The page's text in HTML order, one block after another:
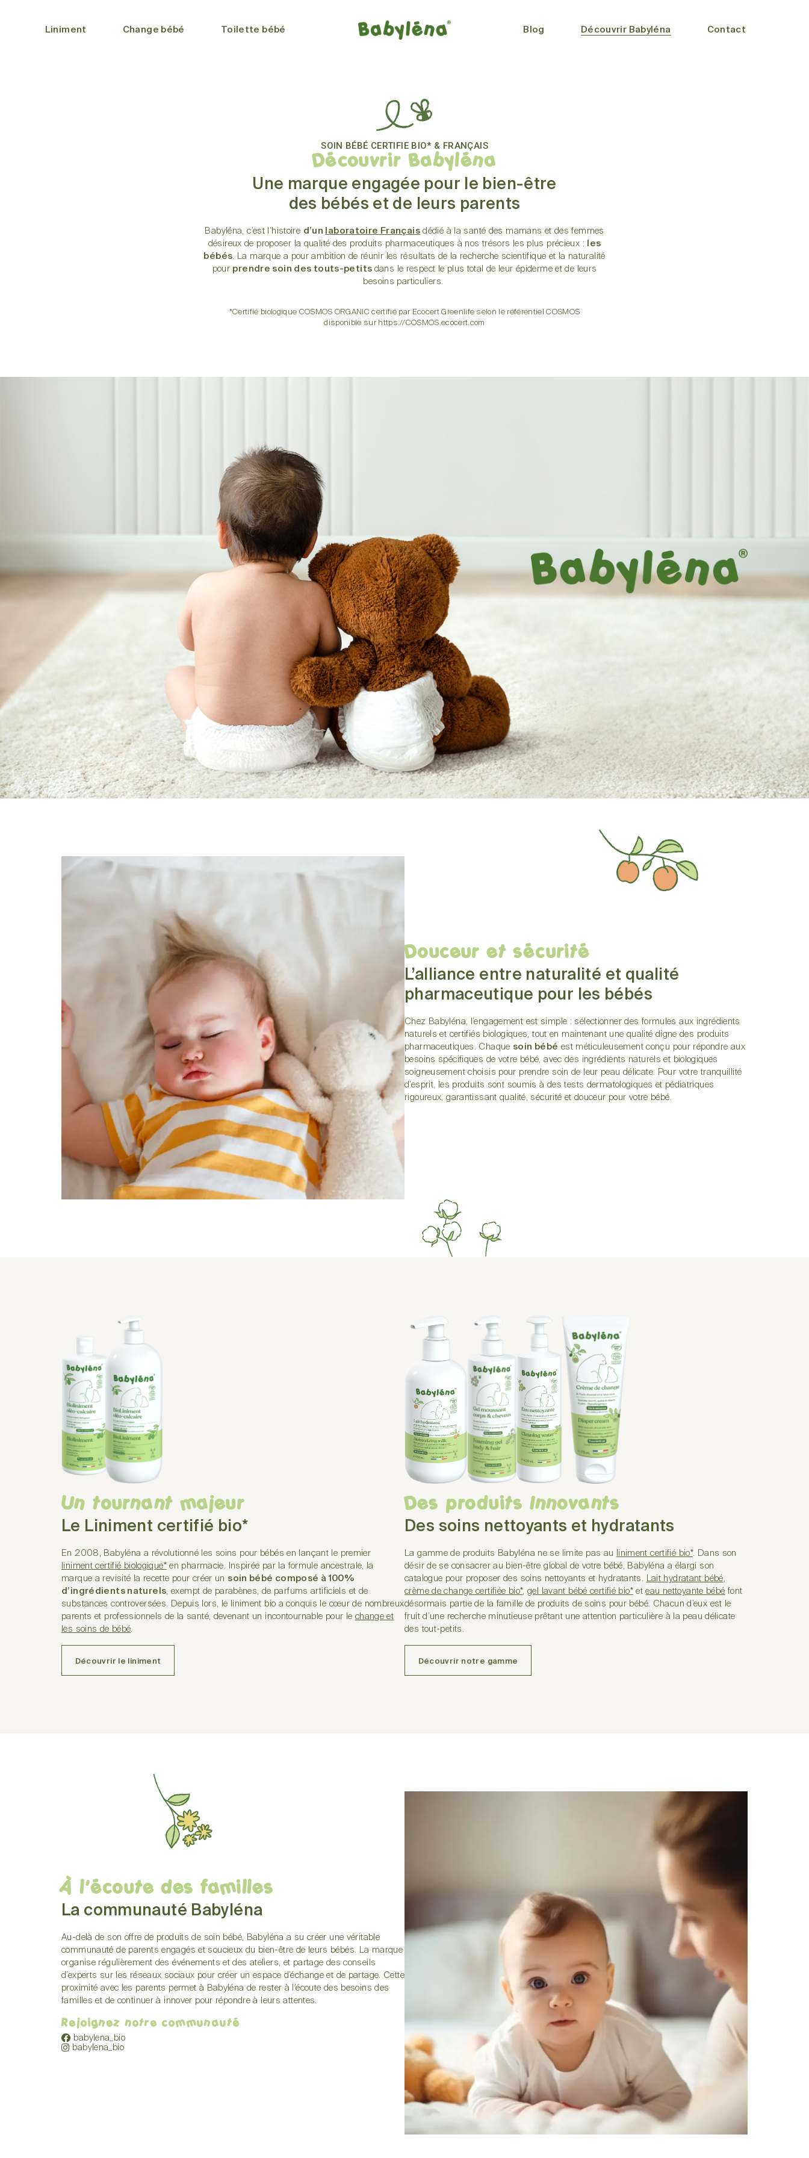
Liniment Change bébé Toilette bébé Blog Découvrir Babyléna Contact
SOIN BÉBÉ CERTIFIE BIO* & FRANÇAIS
Découvrir Babyléna
Une marque engagée pour le bien-être
des bébés et de leurs parents
Babyléna, c’est l’histoire d’un laboratoire Françaisdédié à la santé des mamans et des femmes
désireux de proposer la qualité des produits pharmaceutiques à nos trésors les plus précieux :
les
bébés . La marque a pour ambition de réunir les résultats de la recherche scientifique et la naturalité
pour prendre soin des touts-petits dans le respect le plus total de leur épiderme et de leurs
besoins particuliers.
*Certifié biologique COSMOS ORGANIC certifié par Ecocert Greenlife selon le référentiel COSMOS
disponible sur https://COSMOS.ecocert.com
Douceur et sécurité
L’alliance entre naturalité et qualité
pharmaceutique pour les bébés
Chez Babyléna, l’engagement est simple : sélectionner des formules aux ingrédients
naturels et certifiés biologiques, tout en maintenant une qualité digne des produits
pharmaceutiques. Chaque soin bébé est méticuleusement conçu pour répondre aux
besoins spécifiques de votre bébé, avec des ingrédients naturels et biologiques
soigneusement choisis pour prendre soin de leur peau délicate. Pour votre tranquillité
d’esprit, les produits sont soumis à des tests dermatologiques et pédiatriques
rigoureux, garantissant qualité, sécurité et douceur pour votre bébé.
Un tournant majeur
Le Liniment certifié bio*
En 2008, Babyléna a révolutionné les soins pour bébés en lançant le premier
liniment certifié biologique*en pharmacie. Inspirée par la formule ancestrale, la
marque a revisité la recette pour créer un soin bébé composé à 100%
d’ingrédients naturels , exempt de parabènes, de parfums artificiels et de
substances controversées. Depuis lors, le liniment bio a conquis le cœur de nombreux
parents et professionnels de la santé, devenant un incontournable pour le change et
les soins de bébé
Découvrir le liniment
Des produits Innovants
Des soins nettoyants et hydratants
La gamme de produits Babyléna ne se limite pas au liniment certifié bio*. Dans son
désir de se consacrer au bien-être global de votre bébé, Babyléna a élargi son
catalogue pour proposer des soins nettoyants et hydratants.
Lait hydratant bébé
crème de change certifiée bio*, gel lavant bébé certifié bio*eteau nettoyante bébé font
désormais partie de la famille de produits de soins pour bébé. Chacun d’eux est le
fruit d’une recherche minutieuse prêtant une attention particulière à la peau délicate
des tout-petits.
Découvrir notre gamme
À l'écoute des familles
La communauté Babyléna
Au-delà de son offre de produits de soin bébé, Babyléna a su créer une véritable
communauté de parents engagés et soucieux du bien-être de leurs bébés. La marque
organise régulièrement des événements et des ateliers, et partage des conseils
d’experts sur les réseaux sociaux pour créer un espace d’échange et de partage. Cette
proximité avec les parents permet à Babyléna de rester à l’écoute des besoins des
familles et de continuer à innover pour répondre à leurs attentes.
Rejoignez notre communauté
babylena_bio
babylena_bio